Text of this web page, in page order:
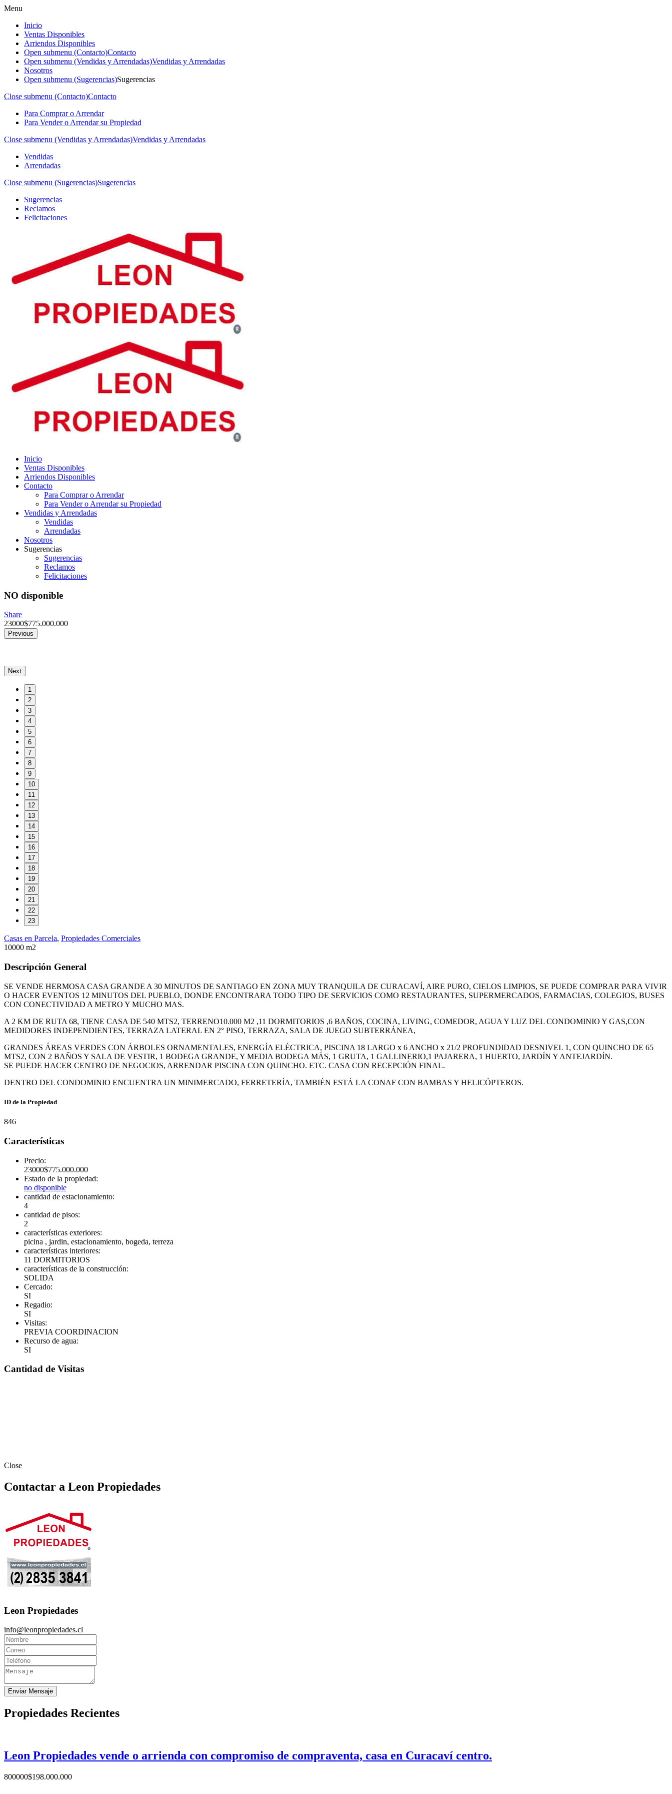
Menu
Inicio
Ventas Disponibles
Arriendos Disponibles
Open submenu (Contacto)Contacto
Open submenu (Vendidas y Arrendadas)Vendidas y Arrendadas
Nosotros
Open submenu (Sugerencias)Sugerencias
Close submenu (Contacto)Contacto
Para Comprar o Arrendar
Para Vender o Arrendar su Propiedad
Close submenu (Vendidas y Arrendadas)Vendidas y Arrendadas
Vendidas
Arrendadas
Close submenu (Sugerencias)Sugerencias
Sugerencias
Reclamos
Felicitaciones
Inicio
Ventas Disponibles
Arriendos Disponibles
Contacto
Para Comprar o Arrendar
Para Vender o Arrendar su Propiedad
Vendidas y Arrendadas
Vendidas
Arrendadas
Nosotros
Sugerencias
Sugerencias
Reclamos
Felicitaciones
NO disponible
Share
23000$775.000.000
Previous
Next
1
2
3
4
5
6
7
8
9
10
11
12
13
14
15
16
17
18
19
20
21
22
23
Casas en Parcela, Propiedades Comerciales
10000 m2
Descripción General
SE VENDE HERMOSA CASA GRANDE A 30 MINUTOS DE SANTIAGO EN ZONA MUY TRANQUILA DE CURACAVÍ, AIRE PURO, CIELOS LIMPIOS, SE PUEDE COMPRAR PARA VIVIR
O HACER EVENTOS 12 MINUTOS DEL PUEBLO, DONDE ENCONTRARA TODO TIPO DE SERVICIOS COMO RESTAURANTES, SUPERMERCADOS, FARMACIAS, COLEGIOS, BUSES
CON CONECTIVIDAD A METRO Y MUCHO MAS.
A 2 KM DE RUTA 68, TIENE CASA DE 540 MTS2, TERRENO10.000 M2 ,11 DORMITORIOS ,6 BAÑOS, COCINA, LIVING, COMEDOR, AGUA Y LUZ DEL CONDOMINIO Y GAS,CON
MEDIDORES INDEPENDIENTES, TERRAZA LATERAL EN 2° PISO, TERRAZA, SALA DE JUEGO SUBTERRÁNEA,
GRANDES ÁREAS VERDES CON ÁRBOLES ORNAMENTALES, ENERGÍA ELÉCTRICA, PISCINA 18 LARGO x 6 ANCHO x 21/2 PROFUNDIDAD DESNIVEL 1, CON QUINCHO DE 65
MTS2, CON 2 BAÑOS Y SALA DE VESTIR, 1 BODEGA GRANDE, Y MEDIA BODEGA MÁS, 1 GRUTA, 1 GALLINERIO,1 PAJARERA, 1 HUERTO, JARDÍN Y ANTEJARDÍN.
SE PUEDE HACER CENTRO DE NEGOCIOS, ARRENDAR PISCINA CON QUINCHO. ETC. CASA CON RECEPCIÓN FINAL.
DENTRO DEL CONDOMINIO ENCUENTRA UN MINIMERCADO, FERRETERÍA, TAMBIÉN ESTÁ LA CONAF CON BAMBAS Y HELICÓPTEROS.
ID de la Propiedad
846
Características
Precio:
23000$775.000.000
Estado de la propiedad:
no disponible
cantidad de estacionamiento:
4
cantidad de pisos:
2
características exteriores:
picina , jardin, estacionamiento, bogeda, terreza
características interiores:
11 DORMITORIOS
características de la construcción:
SOLIDA
Cercado:
SI
Regadio:
SI
Visitas:
PREVIA COORDINACION
Recurso de agua:
SI
Cantidad de Visitas
Close
Contactar a Leon Propiedades
Leon Propiedades
info@leonpropiedades.cl
Enviar Mensaje
Propiedades Recientes
Leon Propiedades vende o arrienda con compromiso de compraventa, casa en Curacaví centro.
800000$198.000.000